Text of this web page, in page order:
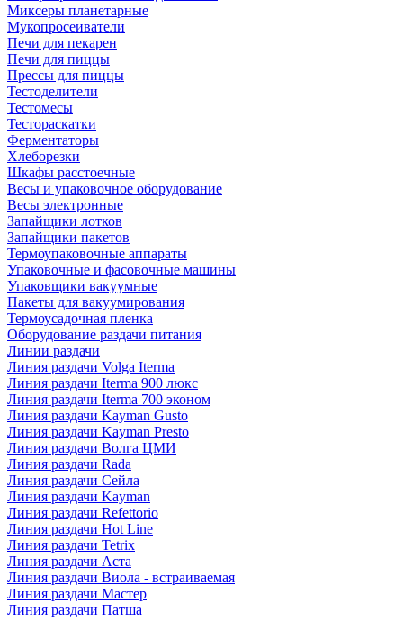
Миксеры планетарные
Мукопросеиватели
Печи для пекарен
Печи для пиццы
Прессы для пиццы
Тестоделители
Тестомесы
Тестораскатки
Ферментаторы
Хлеборезки
Шкафы расстоечные
Весы и упаковочное оборудование
Весы электронные
Запайщики лотков
Запайщики пакетов
Термоупаковочные аппараты
Упаковочные и фасовочные машины
Упаковщики вакуумные
Пакеты для вакуумирования
Термоусадочная пленка
Оборудование раздачи питания
Линии раздачи
Линия раздачи Volga Iterma
Линия раздачи Iterma 900 люкс
Линия раздачи Iterma 700 эконом
Линия раздачи Kayman Gusto
Линия раздачи Kayman Presto
Линия раздачи Волга ЦМИ
Линия раздачи Rada
Линия раздачи Сейла
Линия раздачи Kayman
Линия раздачи Refettorio
Линия раздачи Hot Line
Линия раздачи Tetrix
Линия раздачи Аста
Линия раздачи Виола - встраиваемая
Линия раздачи Мастер
Линия раздачи Патша